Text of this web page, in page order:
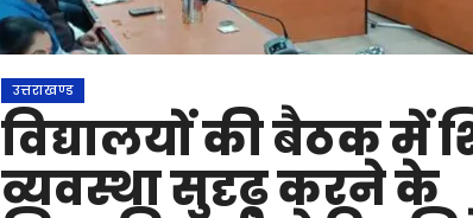
उत्तराखण्ड
विद्यालयों की बैठक में
व्यवस्था सुदृढ़ करने के